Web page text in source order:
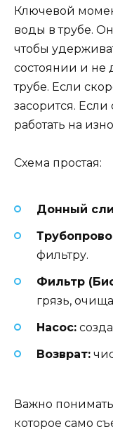
Ключевой
воды в трубе.
чтобы
состоянии и не
трубе. Если
засорится.
работать на
Схема простая:
Донный
фильтру.
Фильтр
грязь,
Насос:
Возврат:
Важно
которое само